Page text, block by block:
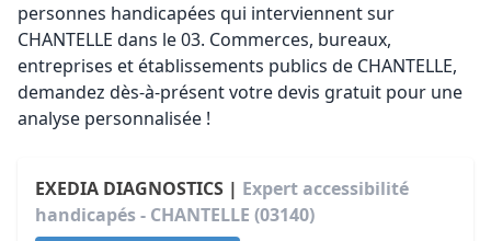
personnes handicapées qui interviennent sur
CHANTELLE dans le 03. Commerces, bureaux,
entreprises et établissements publics de CHANTELLE,
demandez dès-à-présent votre devis gratuit pour une
analyse personnalisée !
EXEDIA DIAGNOSTICS | Expert accessibilité
handicapés - CHANTELLE (03140)